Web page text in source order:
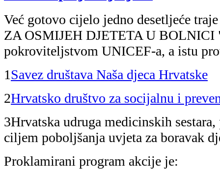
Već gotovo cijelo jedno desetljeće
ZA OSMIJEH DJETETA U BOLNICI
pokroviteljstvom UNICEF-a, a istu
1Savez društava Naša djeca Hrvatske
2Hrvatsko društvo za socijalnu i
3Hrvatska udruga medicinskih
ciljem poboljšanja uvjeta za boravak
Proklamirani program akcije je: